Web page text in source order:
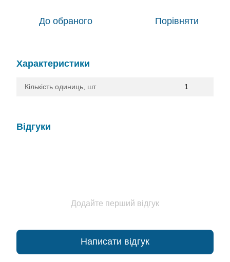
До обраного Порівняти
Характеристики
Кількість одиниць, шт 1
Відгуки
Додайте перший відгук
Написати відгук